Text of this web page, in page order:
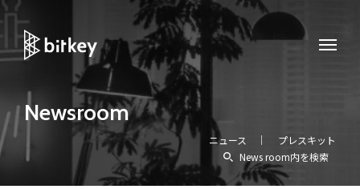
Newsroom
ニュース
プレスキット
News room内を検索